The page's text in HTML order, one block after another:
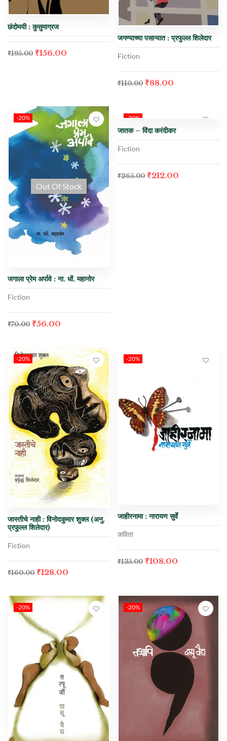
छंदोमयी : कुसुमाग्रज
₹195.00 ₹156.00
जगण्याच्या पसाऱ्यात : प्रफुल्ल शिलेदार
Fiction
₹110.00 ₹88.00
-20%
Out Of Stock
जगाला प्रेम अर्पावे : ना. धों. महानोर
Fiction
₹70.00 ₹56.00
-20%
जातक – विंदा करंदीकर
Fiction
₹265.00 ₹212.00
-20%
जास्तीचे नाही : विनोदकुमार शुक्ल (अनु.
प्रफुल्ल शिलेदार)
Fiction
₹160.00 ₹128.00
-20%
जाहीरनामा : नारायण सुर्वे
कविता
₹135.00 ₹108.00
-20% -20%